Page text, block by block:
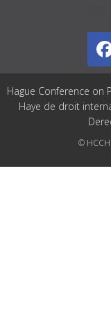
Hague Conference on
Haye de droit
©